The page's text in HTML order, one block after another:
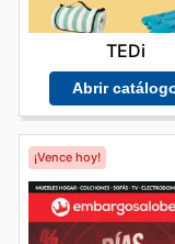
TEDi
Abrir
¡Vence hoy!